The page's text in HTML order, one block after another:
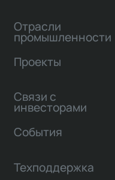
Отрасли
промышленности
Проекты
Связи с
инвесторами
События
Техподдержка